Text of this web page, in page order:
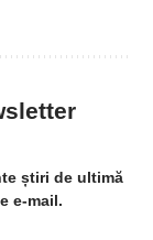
știri de ultimă
e-mail.